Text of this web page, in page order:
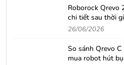
Roborock Qrevo
chi tiết sau thời
26/06/2026
So sánh Qrevo
mua robot hút